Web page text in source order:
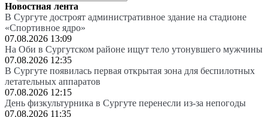
Новостная лента
В Сургуте достроят административное здание на стадионе
«Спортивное ядро»
07.08.2026 13:09
На Оби в Сургутском районе ищут тело утонувшего мужчины
07.08.2026 12:35
В Сургуте появилась первая открытая зона для беспилотных
летательных аппаратов
07.08.2026 12:15
День физкультурника в Сургуте перенесли из-за непогоды
07.08.2026 11:35